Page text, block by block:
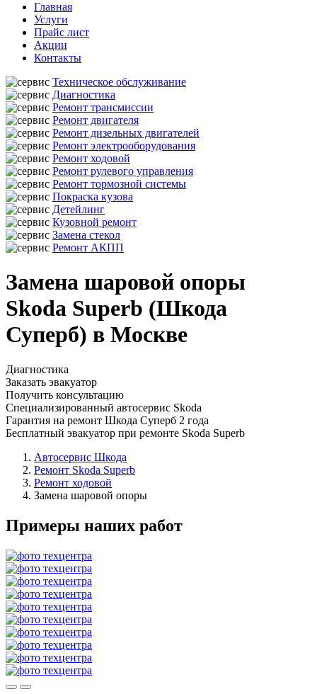
Главная
Услуги
Прайс лист
Акции
Контакты
Техническое обслуживание
Диагностика
Ремонт трансмиссии
Ремонт двигателя
Ремонт дизельных двигателей
Ремонт электрооборудования
Ремонт ходовой
Ремонт рулевого управления
Ремонт тормозной системы
Покраска кузова
Детейлинг
Кузовной ремонт
Замена стекол
Ремонт АКПП
Замена шаровой опоры
Skoda Superb (Шкода
Суперб) в Москве
Диагностика
Заказать эвакуатор
Получить консультацию
Специализированный автосервис Skoda
Гарантия на ремонт Шкода Суперб 2 года
Бесплатный эвакуатор при ремонте Skoda Superb
Автосервис Шкода
Ремонт Skoda Superb
Ремонт ходовой
Замена шаровой опоры
Примеры наших работ